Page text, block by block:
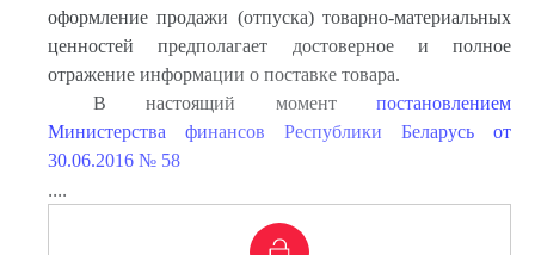
оформление продажи (отпуска) товарно-материальных
ценностей предполагает достоверное и полное
отражение информации о поставке товара.
В настоящий момент постановлением
Министерства финансов Республики Беларусь от
30.06.2016 № 58
....